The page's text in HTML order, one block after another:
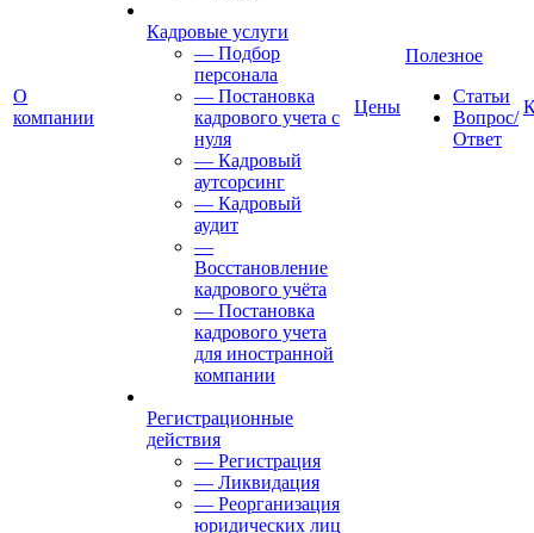
О
компании
Кадровые услуги
— Подбор
персонала
— Постановка
кадрового учета с
нуля
— Кадровый
аутсорсинг
— Кадровый
аудит
—
Восстановление
кадрового учёта
— Постановка
кадрового учета
для иностранной
компании
Регистрационные
действия
— Регистрация
— Ликвидация
— Реорганизация
юридических лиц
Цены
Полезное
Статьи
Вопрос/
Ответ